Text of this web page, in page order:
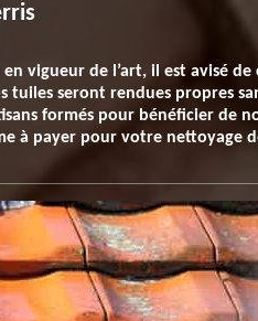
vigueur de l’art, il est avisé
tuiles seront rendues propres
formés pour bénéficier de
à payer pour votre nettoyage